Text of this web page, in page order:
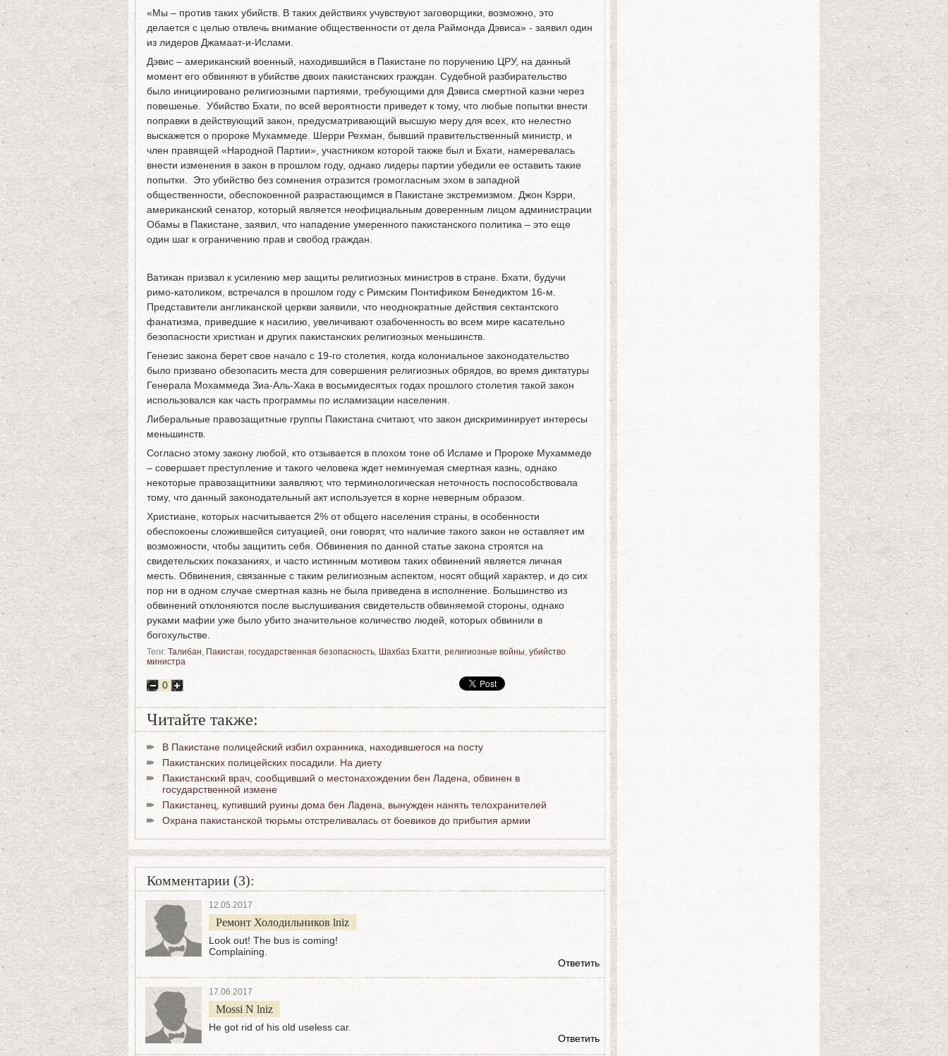
«Мы – против таких убийств. В таких действиях учувствуют заговорщики, возможно, это
делается с целью отвлечь внимание общественности от дела Раймонда Дэвиса» - заявил один
из лидеров Джамаат-и-Ислами.
Дэвис – американский военный, находившийся в Пакистане по поручению ЦРУ, на данный
момент его обвиняют в убийстве двоих пакистанских граждан. Судебной разбирательство
было инициировано религиозными партиями, требующими для Дэвиса смертной казни через
повешенье. Убийство Бхати, по всей вероятности приведет к тому, что любые попытки внести
поправки в действующий закон, предусматривающий высшую меру для всех, кто нелестно
выскажется о пророке Мухаммеде. Шерри Рехман, бывший правительственный министр, и
член правящей «Народной Партии», участником которой также был и Бхати, намеревалась
внести изменения в закон в прошлом году, однако лидеры партии убедили ее оставить такие
попытки. Это убийство без сомнения отразится громогласным эхом в западной
общественности, обеспокоенной разрастающимся в Пакистане экстремизмом. Джон Кэрри,
американский сенатор, который является неофициальным доверенным лицом администрации
Обамы в Пакистане, заявил, что нападение умеренного пакистанского политика – это еще
один шаг к ограничению прав и свобод граждан.
Ватикан призвал к усилению мер защиты религиозных министров в стране. Бхати, будучи
римо-католиком, встречался в прошлом году с Римским Понтификом Бенедиктом 16-м.
Представители англиканской церкви заявили, что неоднократные действия сектантского
фанатизма, приведшие к насилию, увеличивают озабоченность во всем мире касательно
безопасности христиан и других пакистанских религиозных меньшинств.
Генезис закона берет свое начало с 19-го столетия, когда колониальное законодательство
было призвано обезопасить места для совершения религиозных обрядов, во время диктатуры
Генерала Мохаммеда Зиа-Аль-Хака в восьмидесятых годах прошлого столетия такой закон
использовался как часть программы по исламизации населения.
Либеральные правозащитные группы Пакистана считают, что закон дискриминирует интересы
меньшинств.
Согласно этому закону любой, кто отзывается в плохом тоне об Исламе и Пророке Мухаммеде
– совершает преступление и такого человека ждет неминуемая смертная казнь, однако
некоторые правозащитники заявляют, что терминологическая неточность поспособствовала
тому, что данный законодательный акт используется в корне неверным образом.
Христиане, которых насчитывается 2% от общего населения страны, в особенности
обеспокоены сложившейся ситуацией, они говорят, что наличие такого закон не оставляет им
возможности, чтобы защитить себя. Обвинения по данной статье закона строятся на
свидетельских показаниях, и часто истинным мотивом таких обвинений является личная
месть. Обвинения, связанные с таким религиозным аспектом, носят общий характер, и до сих
пор ни в одном случае смертная казнь не была приведена в исполнение. Большинство из
обвинений отклоняются после выслушивания свидетельств обвиняемой стороны, однако
руками мафии уже было убито значительное количество людей, которых обвинили в
богохульстве.
Теги: Талибан, Пакистан, государственная безопасность, Шахбаз Бхатти, религиозные войны, убийство
министра
0
Читайте также:
В Пакистане полицейский избил охранника, находившегося на посту
Пакистанских полицейских посадили. На диету
Пакистанский врач, сообщивший о местонахождении бен Ладена, обвинен в
государственной измене
Пакистанец, купивший руины дома бен Ладена, вынужден нанять телохранителей
Охрана пакистанской тюрьмы отстреливалась от боевиков до прибытия армии
Комментарии (3):
12.05.2017
Ремонт Холодильников lniz
Look out! The bus is coming!
Complaining.
Ответить
17.06.2017
Mossi N lniz
He got rid of his old useless car.
Ответить